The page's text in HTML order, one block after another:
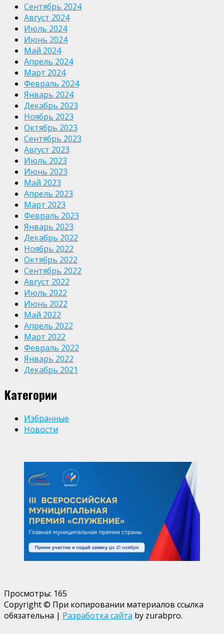
Сентябрь 2024
Август 2024
Июль 2024
Июнь 2024
Май 2024
Апрель 2024
Март 2024
Февраль 2024
Январь 2024
Декабрь 2023
Ноябрь 2023
Октябрь 2023
Сентябрь 2023
Август 2023
Июль 2023
Июнь 2023
Май 2023
Апрель 2023
Март 2023
Февраль 2023
Январь 2023
Декабрь 2022
Ноябрь 2022
Октябрь 2022
Сентябрь 2022
Август 2022
Июль 2022
Июнь 2022
Май 2022
Апрель 2022
Март 2022
Февраль 2022
Январь 2022
Декабрь 2021
Категории
Избранные
Новости
Просмотры: 165
Copyright © При копировании материалов ссылка
обязательна | Разработка сайта by zurabpro.